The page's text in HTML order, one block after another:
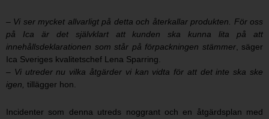
– Vi ser mycket allvarligt på detta och återkallar produkten. För oss
på Ica är det självklart att kunden ska kunna lita på att
innehållsdeklarationen som står på förpackningen stämmer, säger
Ica Sveriges kvalitetschef Lena Sparring.
– Vi utreder nu vilka åtgärder vi kan vidta för att det inte ska ske
igen, tillägger hon.
Incidenter som denna utreds noggrant och en åtgärdsplan med